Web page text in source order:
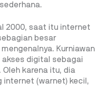
2000, saat itu internet
besar
Kurniawan
digital sebagai
karena itu, dia
internet (warnet) kecil,